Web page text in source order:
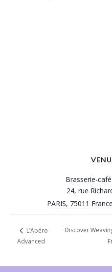
Brasserie-
24, rue
PARIS, 75011 France
L’Apéro
Advanced
Discover